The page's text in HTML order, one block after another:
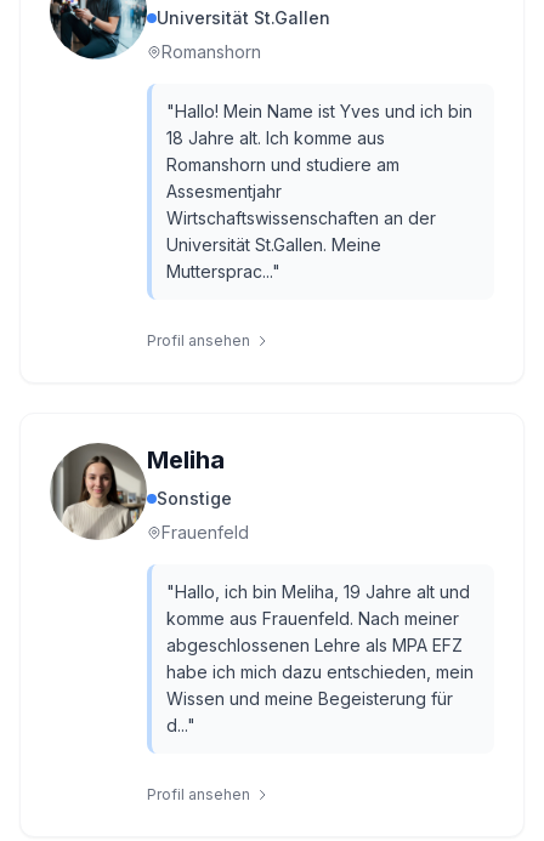
Universität St.Gallen
Romanshorn
"Hallo! Mein Name ist Yves und ich bin
18 Jahre alt. Ich komme aus
Romanshorn und studiere am
Assesmentjahr
Wirtschaftswissenschaften an der
Universität St.Gallen. Meine
Muttersprac..."
Profil ansehen
Meliha
Sonstige
Frauenfeld
"Hallo, ich bin Meliha, 19 Jahre alt und
komme aus Frauenfeld. Nach meiner
abgeschlossenen Lehre als MPA EFZ
habe ich mich dazu entschieden, mein
Wissen und meine Begeisterung für
d..."
Profil ansehen